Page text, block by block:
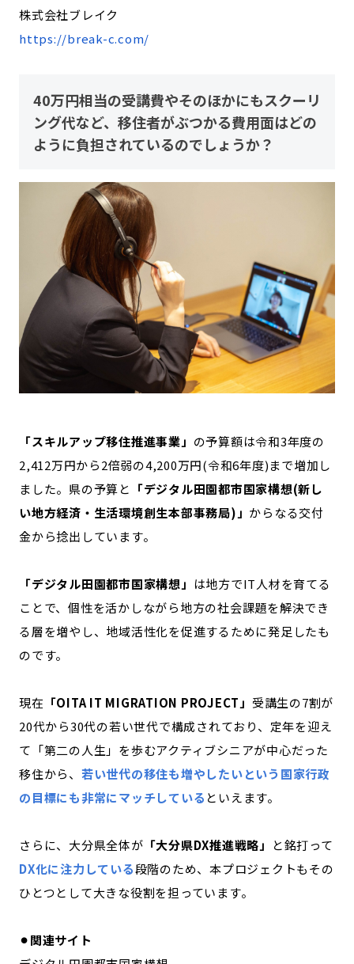
株式会社ブレイク
https://break-c.com/
40万円相当の受講費やそのほかにもスクーリ
ング代など、移住者がぶつかる費用面はどの
ように負担されているのでしょうか？
「スキルアップ移住推進事業」 の予算額は令和3年度の
2,412万円から2倍弱の4,200万円(令和6年度)まで増加し
ました。県の予算と 「デジタル田園都市国家構想(新し
い地方経済・生活環境創生本部事務局)」 からなる交付
金から捻出しています。
「デジタル田園都市国家構想」 は地方でIT人材を育てる
ことで、個性を活かしながら地方の社会課題を解決でき
る層を増やし、地域活性化を促進するために発足したも
のです。
現在 「OITA IT MIGRATION PROJECT」 受講生の7割が
20代から30代の若い世代で構成されており、定年を迎え
て「第二の人生」を歩むアクティブシニアが中心だった
移住から、 若い世代の移住も増やしたいという国家行政
の目標にも非常にマッチしている といえます。
さらに、大分県全体が 「大分県DX推進戦略」
と銘打って
DX化に注力している段階のため、本プロジェクトもその
ひとつとして大きな役割を担っています。
⚫︎関連サイト